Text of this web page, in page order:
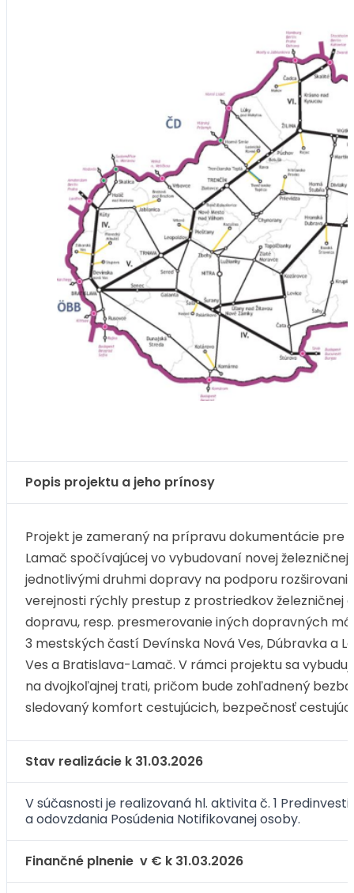
Popis projektu a jeho prínosy
Projekt je zameraný na prípravu dokumentácie pre
Lamač spočívajúcej vo vybudovaní novej
jednotlivými druhmi dopravy na podporu
verejnosti rýchly prestup z prostriedkov
dopravu, resp. presmerovanie iných dopravných
3 mestských častí Devínska Nová Ves, Dúbravka a
Ves a Bratislava-Lamač. V rámci projektu sa
na dvojkoľajnej trati, pričom bude zohľadnený
sledovaný komfort cestujúcich, bezpečnosť
Stav realizácie k 31.03.2026
V súčasnosti je realizovaná hl. aktivita č. 1
a odovzdania Posúdenia Notifikovanej osoby.
Finančné plnenie v € k 31.03.2026